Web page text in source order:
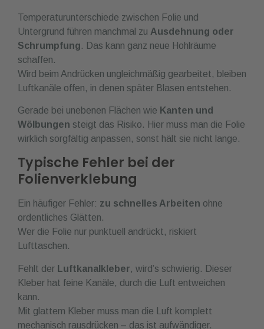
Temperaturunterschiede zwischen Folie und
Untergrund führen manchmal zu Ausdehnung oder
Schrumpfung. Das kann ganz neue Hohlräume
schaffen.
Wird beim Andrücken ungleichmäßig gearbeitet, bleiben
Luftkanäle offen, in denen später Blasen entstehen.
Gerade bei unebenen Flächen wie Kanten und
Wölbungen steigt das Risiko. Hier muss man die Folie
wirklich sorgfältig anpassen, sonst hält sie nicht lange.
Typische Fehler bei der
Folienverklebung
Ein häufiger Fehler: zu schnelles Arbeiten ohne
ordentliches Glätten.
Wer die Folie nur punktuell andrückt, riskiert
Lufttaschen.
Fehlt der Luftkanalkleber, wird’s schwierig. Dieser
Kleber hat feine Kanäle, durch die Luft entweichen
kann.
Mit glattem Kleber muss man die Luft komplett
mechanisch rausdrücken – das ist aufwändiger.